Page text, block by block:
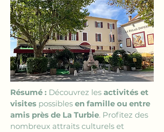
Résumé : Découvrez les activités et
visites possibles en famille ou entre
amis près de La Turbie. Profitez des
nombreux attraits culturels et